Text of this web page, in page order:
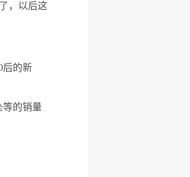
，以后这
后的新
等的销量